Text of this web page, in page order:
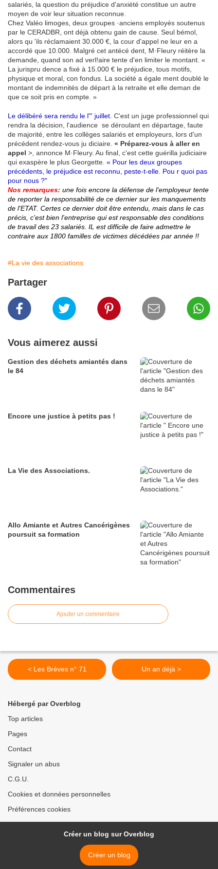
salariés, la question du préjudice d'anxiété constitue un autre
moyen de voir leur situation reconnue.
Chez Valéo limoges, deux groupes ·anciens employés soutenus
par le CERADBR, ont déjà obtenu gain de cause. Seul bémol,
alors qu 'ils réclamaient 30.000 €, la cour d'appel ne leur en a
accordé que 10.000. Malgré cet antécé­ dent, M·Fleury réitère la
demande, quand son ad­ verl!aire tente d'en limiter le montant. «
La jurispru­ dence a fixé à 15.000 € le préjudice, tous motifs,
physique et moral, con­ fondus. La société a égale­ ment doublé le
montant de indemnités de départ à la retraite et elle deman­ de
que ce soit pris en compte. »
Le délibéré sera rendu le l"' juillet . C'est un juge professionnel qui
rendra la décision, l'audience se déroulant en départage, faute
de majorité, entre les collèges salariés et employeurs, lors d'un
précédent rendez-vous ju­ diciaire. « Préparez-vous à aller en
appel >, annonce M·Fleury. Au final, c'est cette guérilla judiciaire
qui exaspère le plus Georgette. « Pour les deux groupes
précédents, le préjudice est reconnu, peste-t-elle. Pou r quoi pas
pour nous ?"
Nos remarques: une fois encore la défense de l'employeur tente
de reporter la responsabilité de ce dernier sur les manquements
de l'ETAT. Certes ce dernier doit être entendu, mais dans le cas
précis, c'est bien l'entreprise qui est responsable des conditions
de travail des 23 salariés. IL est difficile de faire admettre le
contraire aux 1800 familles de victimes décédées par année !!
#La vie des associations
Partager
Vous aimerez aussi
Gestion des déchets amiantés dans
le 84
Encore une justice à petits pas !
La Vie des Associations.
Allo Amiante et Autres Cancérigènes
poursuit sa formation
Commentaires
Ajouter un commentaire
< Les Brèves n° 71 Un an déjà >
Hébergé par Overblog
Top articles
Pages
Contact
Signaler un abus
C.G.U.
Cookies et données personnelles
Préférences cookies
Créer un blog sur Overblog
Créer un blog